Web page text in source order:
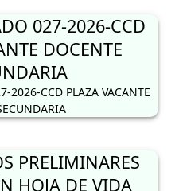
027-2026-CCD
DOCENTE
2026-CCD PLAZA VACANTE
PRELIMINARES
HOJA DE VIDA